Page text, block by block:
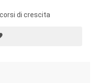
di crescita